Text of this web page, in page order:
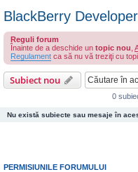
BlackBerry
Reguli forum
Înainte de a deschide un topic nou
Regulament ca să nu vă treziţi cu
Subiect nou
0
Nu există subiecte sau mesaje în
PERMISIUNILE FORUMULUI